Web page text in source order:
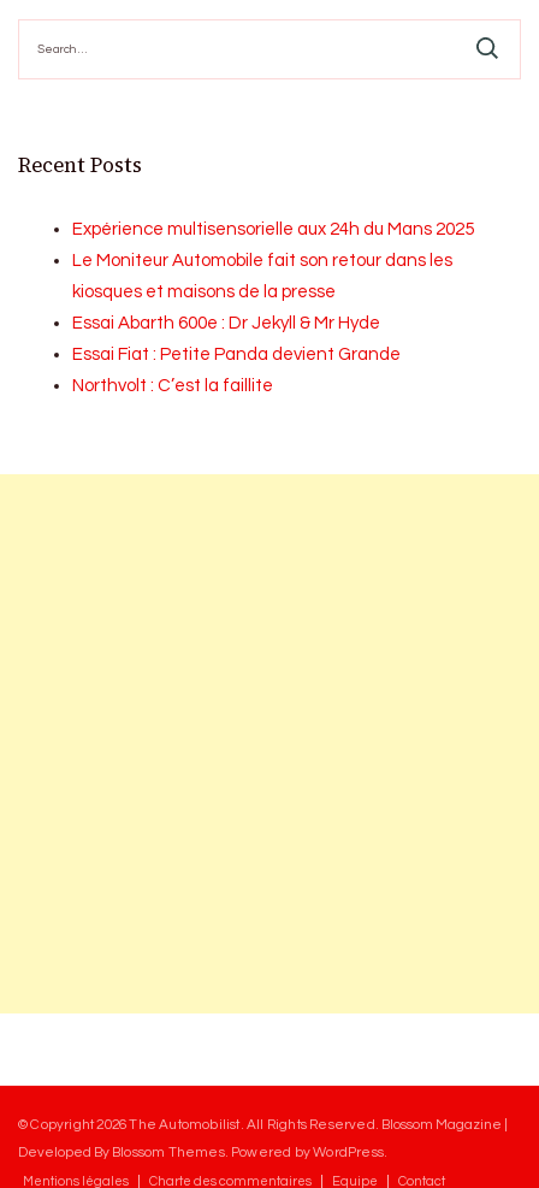
for:
Recent Posts
Expérience multisensorielle aux 24h du Mans 2025
Le Moniteur Automobile fait son retour dans les
kiosques et maisons de la presse
Essai Abarth 600e : Dr Jekyll & Mr Hyde
Essai Fiat : Petite Panda devient Grande
Northvolt : C’est la faillite
© Copyright 2026The Automobilist. All Rights Reserved. Blossom Magazine |
Developed By Blossom Themes. Powered byWordPress
Mentions légales Charte des commentaires Equipe Contact